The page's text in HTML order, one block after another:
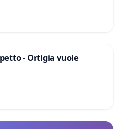
- Ortigia vuole